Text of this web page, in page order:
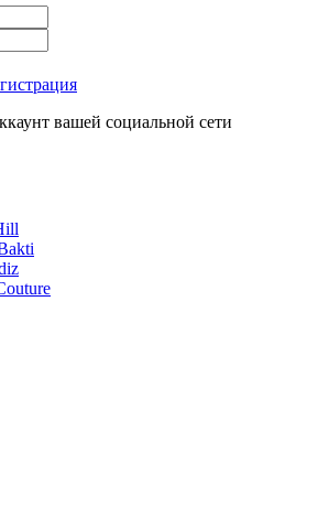
вашей социальной сети